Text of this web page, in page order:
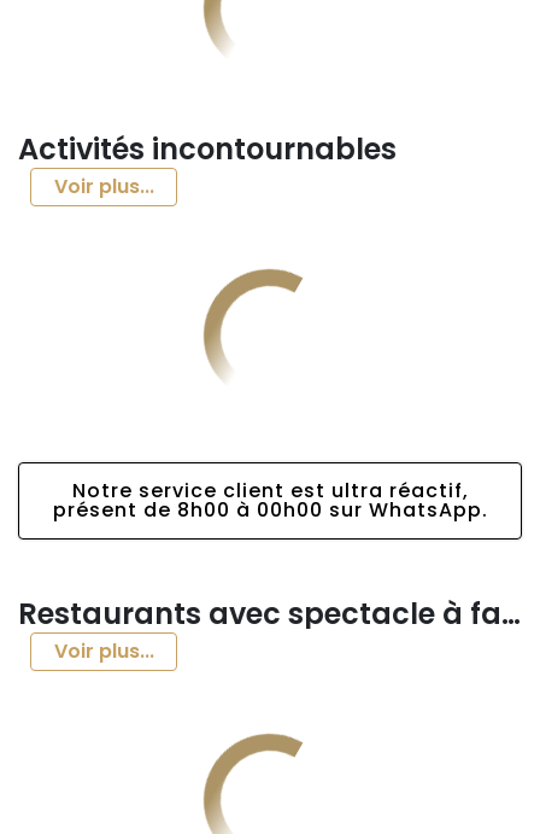
Activités incontournables
Voir plus...
Notre service client est ultra réactif,
présent de 8h00 à 00h00 sur WhatsApp.
Restaurants avec spectacle à faire
Voir plus...